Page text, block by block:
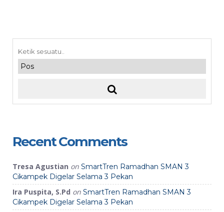
Recent Comments
Tresa Agustian on SmartTren Ramadhan SMAN 3
Cikampek Digelar Selama 3 Pekan
Ira Puspita, S.Pd on SmartTren Ramadhan SMAN 3
Cikampek Digelar Selama 3 Pekan